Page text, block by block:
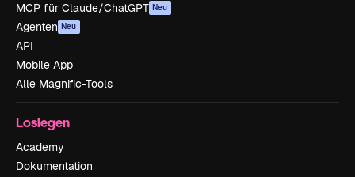
MCP für Claude/ChatGPT Neu
Agenten Neu
API
Mobile App
Alle Magnific-Tools
Loslegen
Academy
Dokumentation